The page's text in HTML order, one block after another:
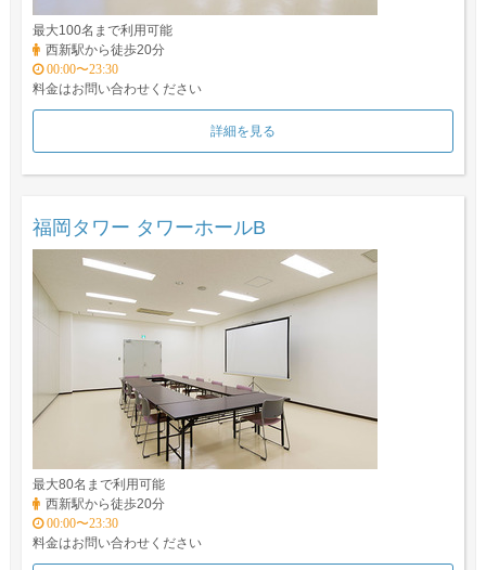
最大100名まで利用可能
西新駅から徒歩20分
00:00〜23:30
料金はお問い合わせください
詳細を見る
福岡タワー タワーホールB
最大80名まで利用可能
西新駅から徒歩20分
00:00〜23:30
料金はお問い合わせください